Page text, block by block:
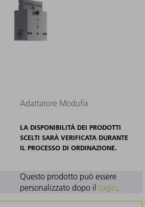
Adattatore Modufix
LA DISPONIBILITÀ DEI PRODOTTI
SCELTI SARÀ VERIFICATA DURANTE
IL PROCESSO DI ORDINAZIONE.
Questo prodotto può essere
personalizzato dopo il login.